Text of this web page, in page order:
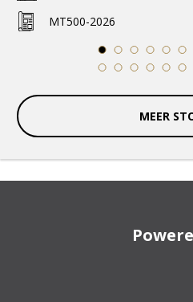
MT500-2026
1
2 3 4 5 6
11 12 13 14 15 16
MEER